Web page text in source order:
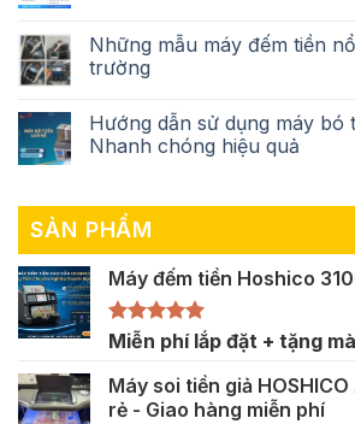
Những mẫu máy đếm tiền
trường
Hướng dẫn sử dụng máy bó
Nhanh chóng hiệu quả
SẢN PHẨM
Máy đếm tiền Hoshico
Được xếp
5.00
5 sao
Miễn phí lắp đặt + tặng
Máy soi tiền giả
rẻ - Giao hàng miễn phí